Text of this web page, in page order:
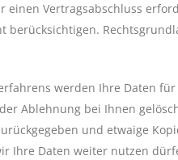
Vertragsabschluss
berücksichtigen.
werden Ihre Daten
Ablehnung bei Ihnen
und etwaige
Ihre Daten weiter nutzen